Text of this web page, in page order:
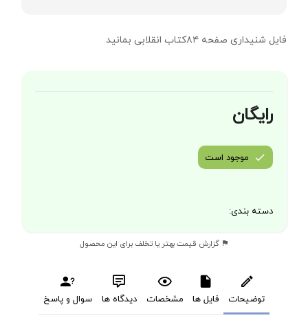
فایل شنیداری صفحه‌ ۸۴کتاب انقلابی بمانید
رایگان
موجود است
دسته بندی:
گزارش قیمت بهتر یا تخلف برای این محصول
توضیحات فایل ها مشخصات دیدگاه ها سوال و پاسخ